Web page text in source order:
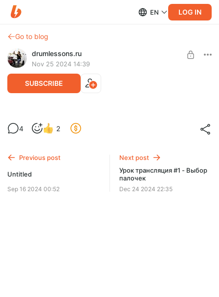
EN LOG IN
Go to blog
drumlessons.ru
Nov 25 2024 14:39
SUBSCRIBE
отвечаю на вопросы.
UNLOCK POST
4 2
Previous post
Untitled
Sep 16 2024 00:52
Next post
Урок трансляция #1 - Выбор
палочек
Dec 24 2024 22:35